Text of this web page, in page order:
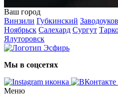
Ваш город
Винзили Губкинский
Ноябрьск Салехард Сургут
Ялуторовск
Мы в соцсетях
Меню